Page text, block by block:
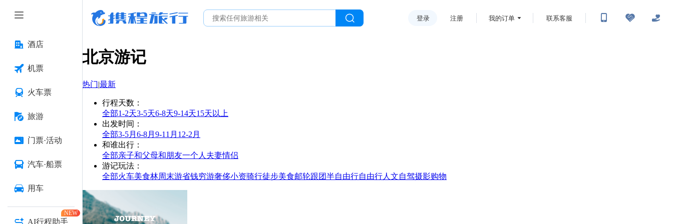
酒店
机票
火车票
旅游
门票·活动
汽车·船票
用车
AI行程助手
NEW
登录 注册 我的订单 联系客服
北京游记
热门|最新
行程天数 ：
全部1-2天3-5天6-8天9-14天15天以上
出发时间 ：
全部3-5月 6-8月 9-11月 12-2月
和谁出行 ：
全部亲子和父母和朋友一个人 夫妻情侣
游记玩法 ：
全部火车美食林周末游省钱穷游奢侈小资骑行徒步美食邮轮跟团半自由行自由行人文自驾摄影购物